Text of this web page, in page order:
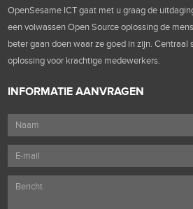
OpenSesame ICT gaat met u graag de
een volwassen Open Source oplossing de
beter gaan doen waar ze goed in zijn. Centraal
oplossing voor krachtige medewerkers.
INFORMATIE AANVRAGEN